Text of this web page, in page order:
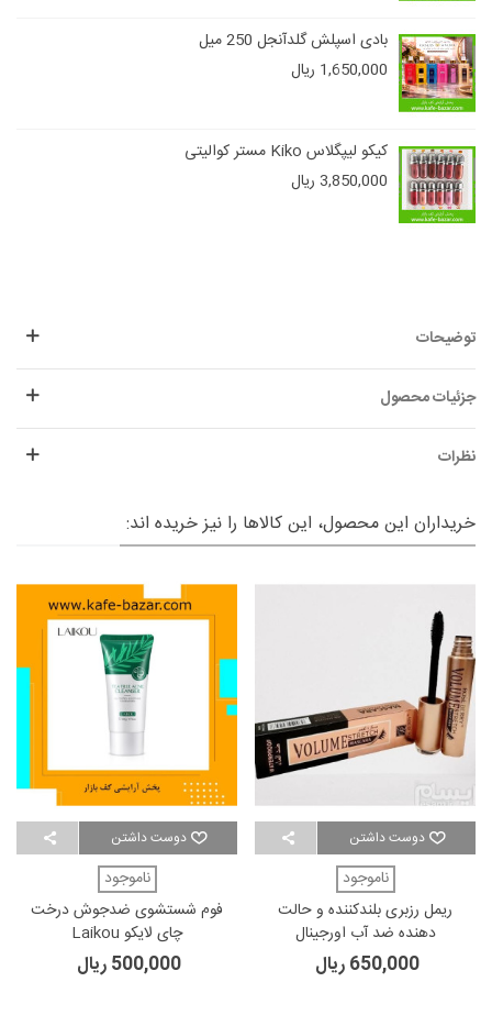
بادی اسپلش گلدآنجل 250 میل
1,650,000 ریال
کیکو لیپگلاس Kiko مستر کوالیتی
3,850,000 ریال
توضیحات
جزئیات محصول
نظرات
خریداران این محصول، این کالاها را نیز خریده اند:
دوست داشتن
ناموجود
ریمل رزبری بلندکننده و حالت
دهنده ضد آب اورجینال
650,000 ریال
دوست داشتن
ناموجود
فوم شستشوی ضدجوش درخت
چای لایکو Laikou
500,000 ریال